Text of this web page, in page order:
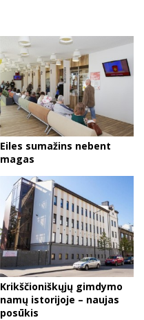
Eiles sumažins nebent
magas
Krikščioniškųjų gimdymo
namų istorijoje – naujas
posūkis